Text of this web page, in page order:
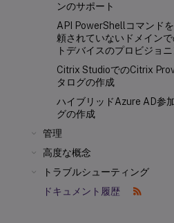
ンのサポート
API PowerShellコマンド
頼されていないドメイン
トデバイスのプロビジョ
Citrix StudioでのCitrix
タログの作成
ハイブリッドAzure AD参
グの作成
管理
高度な概念
トラブルシューティング
ドキュメント履歴